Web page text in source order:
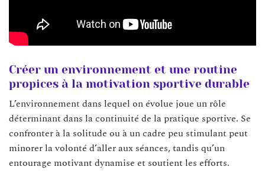
Créer un environnement et une routine
propices à la motivation sportive durable
L’environnement dans lequel on évolue joue un rôle
déterminant dans la continuité de la pratique sportive. Se
confronter à la solitude ou à un cadre peu stimulant peut
minorer la volonté d’aller aux séances, tandis qu’un
entourage motivant dynamise et soutient les efforts.